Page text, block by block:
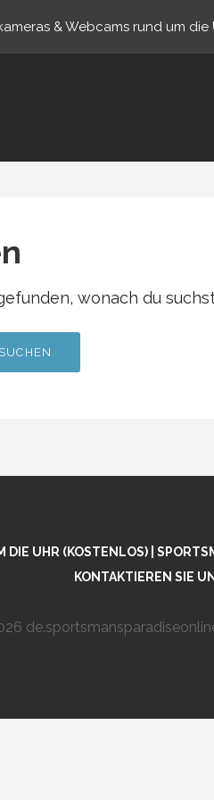
wonach du
UHR (KOSTENLOS) |
KONTAKTIEREN SIE
& Webcams rund um die